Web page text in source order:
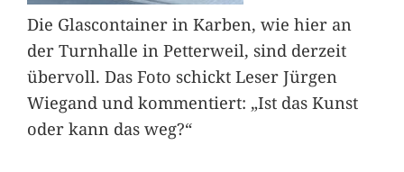
Die Glascontainer in Karben, wie hier an
der Turnhalle in Petterweil, sind derzeit
übervoll. Das Foto schickt Leser Jürgen
Wiegand und kommentiert: „Ist das Kunst
oder kann das weg?“